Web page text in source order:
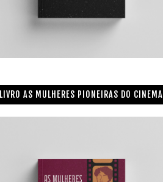
LIVRO AS MULHERES PIONEIRAS DO CINEMA